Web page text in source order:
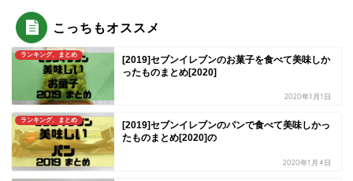
こっちもオススメ
ランキング、まとめ
[2019]セブンイレブンのお菓子を食べて美味しか
ったものまとめ[2020]
2020年1月1日
ランキング、まとめ
[2019]セブンイレブンのパンで食べて美味しかっ
たものまとめ[2020]の
2020年1月4日